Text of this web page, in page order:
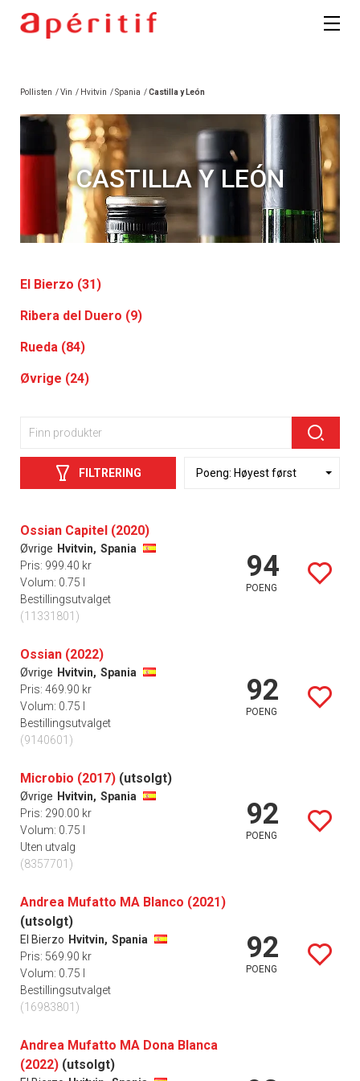
Pollisten /Vin / Hvitvin /Spania /Castilla y León
CASTILLA Y LEÓN
El Bierzo (31)
Ribera del Duero (9)
Rueda (84)
Øvrige (24)
FILTRERING
Ossian Capitel (2020)
Øvrige Hvitvin, Spania
Pris: 999.40 kr
Volum: 0.75 l
Bestillingsutvalget
(11331801)
94
POENG
Ossian (2022)
Øvrige Hvitvin, Spania
Pris: 469.90 kr
Volum: 0.75 l
Bestillingsutvalget
(9140601)
92
POENG
Microbio (2017) (utsolgt)
Øvrige Hvitvin, Spania
Pris: 290.00 kr
Volum: 0.75 l
Uten utvalg
(8357701)
92
POENG
Andrea Mufatto MA Blanco (2021)
(utsolgt)
El Bierzo Hvitvin, Spania
Pris: 569.90 kr
Volum: 0.75 l
Bestillingsutvalget
(16983801)
92
POENG
Andrea Mufatto MA Dona Blanca
(2022) (utsolgt)